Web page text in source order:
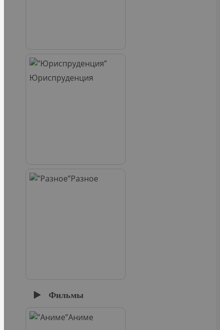
Юриспруденция
Разное
Фильмы
Аниме